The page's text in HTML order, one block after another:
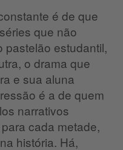
é de que
que não
pastelão estudantil,
o drama que
e sua aluna
é a de quem
narrativos
cada metade,
história. Há,